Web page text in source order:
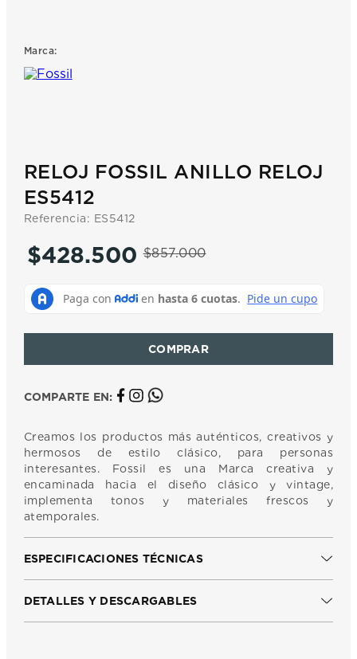
Marca:
RELOJ FOSSIL ANILLO RELOJ
ES5412
Referencia: ES5412
$857.000
$428.500
COMPARTE EN:
Creamos los productos más auténticos, creativos y
hermosos de estilo clásico, para personas
interesantes. Fossil es una Marca creativa y
encaminada hacia el diseño clásico y vintage,
implementa tonos y materiales frescos y
atemporales.
ESPECIFICACIONES TÉCNICAS
DETALLES Y DESCARGABLES